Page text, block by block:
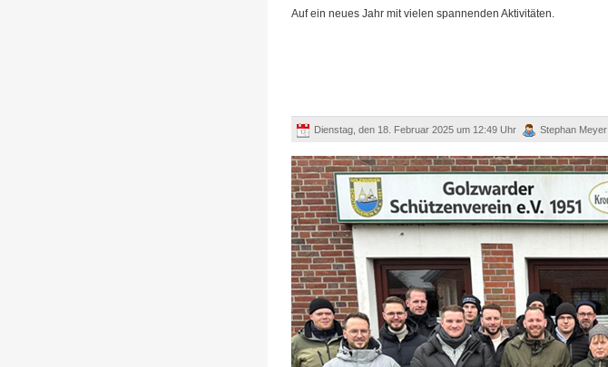
Auf ein neues Jahr mit vielen spannenden Aktivitäten.
Dienstag, den 18. Februar 2025 um 12:49 Uhr Stephan Meyer